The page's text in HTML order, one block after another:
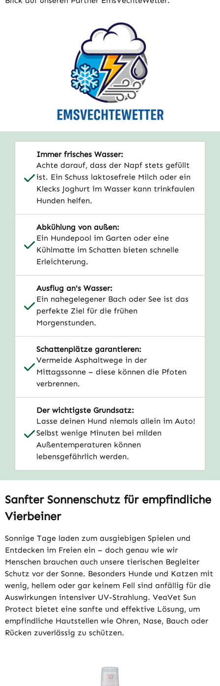
Immer frisches Wasser:
Achte darauf, dass der Napf stets gefüllt
ist. Ein Schuss laktosefreie Milch oder ein
Klecks Joghurt im Wasser kann trinkfaulen
Hunden helfen.
Abkühlung von außen:
Ein Hundepool im Garten oder eine
Kühlmatte im Schatten bieten schnelle
Erleichterung.
Ausflug an's Wasser:
Ein nahegelegener Bach oder See ist das
perfekte Ziel für die frühen
Morgenstunden.
Schattenplätze garantieren:
Vermeide Asphaltwege in der
Mittagssonne – diese können die Pfoten
verbrennen.
Der wichtigste Grundsatz:
Lasse deinen Hund niemals allein im Auto!
Selbst wenige Minuten bei milden
Außentemperaturen können
lebensgefährlich werden.
Sanfter Sonnenschutz für empfindliche
Vierbeiner
Sonnige Tage laden zum ausgiebigen Spielen und
Entdecken im Freien ein – doch genau wie wir
Menschen brauchen auch unsere tierischen Begleiter
Schutz vor der Sonne. Besonders Hunde und Katzen mit
wenig, hellem oder gar keinem Fell sind anfällig für die
Auswirkungen intensiver UV-Strahlung. VeaVet Sun
Protect bietet eine sanfte und effektive Lösung, um
empfindliche Hautstellen wie Ohren, Nase, Bauch oder
Rücken zuverlässig zu schützen.